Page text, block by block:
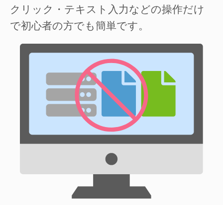
クリック・テキスト入力などの操作だけ
で初心者の方でも簡単です。